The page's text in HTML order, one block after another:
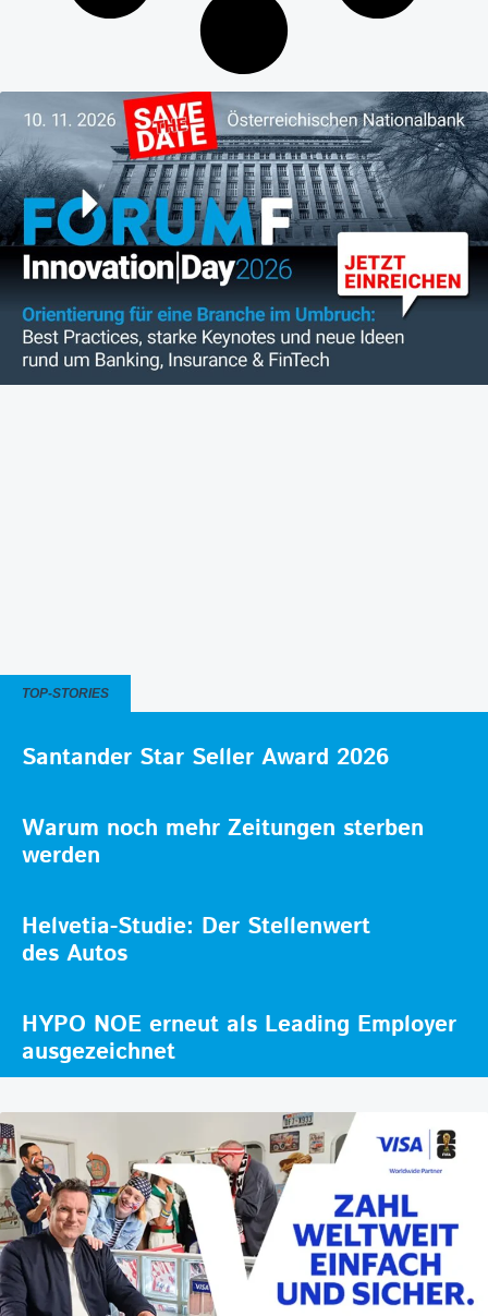
TOP-STORIES
Santander Star Seller Award 2026
Warum noch mehr Zeitungen sterben
werden
Helvetia-Studie: Der Stellenwert
des Autos
HYPO NOE erneut als Leading Employer
ausgezeichnet